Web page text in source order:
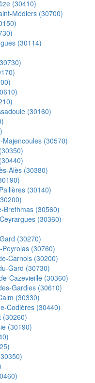
(30410)
Médiers (30700)
(30114)
(30160)
Majencoules (30570)
Alès (30380)
(30140)
Brethmas (30560)
(30360)
(30270)
(30760)
Carnols (30200)
Gard (30730)
Cazevieille (30360)
Gardies (30610)
(30330)
Codières (30440)
(30260)
(30190)